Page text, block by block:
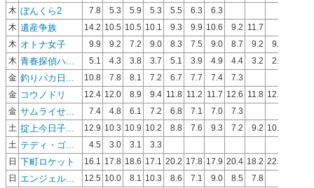
木 ぼんくら2 7.8 5.3 5.9 5.3 5.5 6.3
6.3
木 遺産争族 14.2 10.5 10.5 10.1 9.3 9.9 10.6 9.2
11.7
木 オトナ女子 9.9 9.2 7.2 9.0 8.3 7.5 9.0 8.7 9.2
9.1
木 青春探偵ハ... 5.1 4.3 3.8 3.7 5.1 3.9 4.9 4.4 3.2
2.3
金 釣りバカ日... 10.8 7.8 8.1 7.2 6.7 7.7 7.4
7.3
金
コウノドリ 12.4 12.0 8.9 9.4 11.8 11.2 11.7 12.6 11.8 12.3
金 サムライせ... 7.4 4.8 6.1 7.2 6.8 7.1 7.0
7.3
土 掟上今日子... 12.9 10.3 10.9 10.2 8.8 7.6 9.3 7.2 9.2 10.5
土 テディ・ゴ... 4.5 3.0 3.1
3.3
日
下町ロケット 16.1 17.8 18.6 17.1 20.2 17.8 17.9 20.4 18.2 22.3
日
エンジェル... 12.5 10.0 8.1 10.3 8.6 7.1 9.0 8.5 7.8